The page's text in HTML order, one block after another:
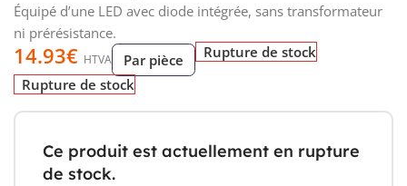
Équipé d’une LED avec diode intégrée, sans transformateur
ni préré­sistance.
14.93€ HTVA Par pièce
Rupture de stock
Rupture de stock
Ce produit est actuellement en rupture
de stock.